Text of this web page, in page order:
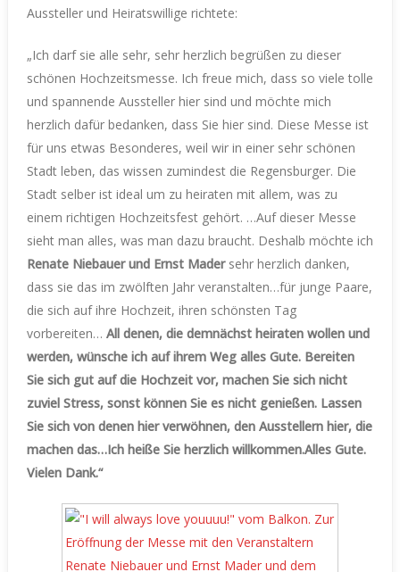
Aussteller und Heiratswillige richtete:
„Ich darf sie alle sehr, sehr herzlich begrüßen zu dieser
schönen Hochzeitsmesse. Ich freue mich, dass so viele tolle
und spannende Aussteller hier sind und möchte mich
herzlich dafür bedanken, dass Sie hier sind. Diese Messe ist
für uns etwas Besonderes, weil wir in einer sehr schönen
Stadt leben, das wissen zumindest die Regensburger. Die
Stadt selber ist ideal um zu heiraten mit allem, was zu
einem richtigen Hochzeitsfest gehört. …Auf dieser Messe
sieht man alles, was man dazu braucht. Deshalb möchte ich
Renate Niebauer und Ernst Madersehr herzlich danken,
dass sie das im zwölften Jahr veranstalten…für junge Paare,
die sich auf ihre Hochzeit, ihren schönsten Tag
vorbereiten… All denen, die demnächst heiraten wollen und
werden, wünsche ich auf ihrem Weg alles Gute. Bereiten
Sie sich gut auf die Hochzeit vor, machen Sie sich nicht
zuviel Stress, sonst können Sie es nicht genießen. Lassen
Sie sich von denen hier verwöhnen, den Ausstellern hier, die
machen das…Ich heiße Sie herzlich willkommen.Alles Gute.
Vielen Dank.“